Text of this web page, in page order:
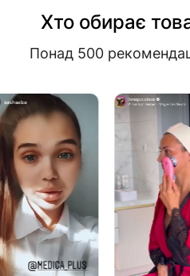
Хто обирає
Понад 500